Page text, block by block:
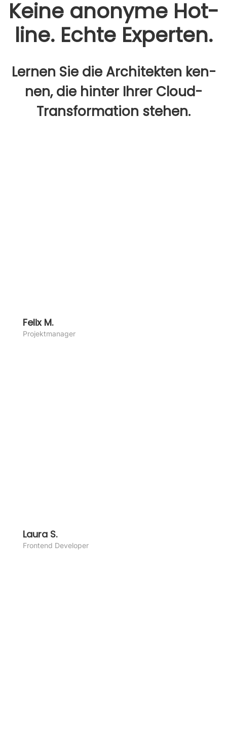
Kei­ne anony­me Hot­
line. Ech­te Exper­ten.
Ler­nen Sie die Archi­tek­ten ken­
nen, die hin­ter Ihrer Cloud-
Trans­for­ma­ti­on ste­hen.
Felix M.
Pro­jekt­ma­na­ger
Lau­ra S.
Front­end Deve­lo­per